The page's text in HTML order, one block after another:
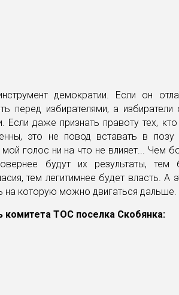
демократии. Если он
перед избирателями, а
даже признать правоту тех, кто
это не повод вставать в позу
голос ни на что не влияет... Чем
будут их результаты, тем
тем легитимнее будет власть. А
на которую можно двигаться дальше.
ТОС поселка Скобянка: